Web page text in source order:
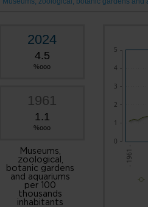
2024
4.5
%ooo
1961
1.1
%ooo
Museums,
zoological,
botanic gardens
and aquariums
per 100
thousands
inhabitants
- 1961 -
0
1
2
3
4
5